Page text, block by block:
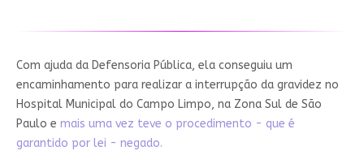
Com ajuda da Defensoria Pública, ela conseguiu um
encaminhamento para realizar a interrupção da gravidez no
Hospital Municipal do Campo Limpo, na Zona Sul de São
Paulo e mais uma vez teve o procedimento - que é
garantido por lei - negado.